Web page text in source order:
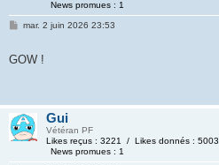
News promues : 1
mar. 2 juin 2026 23:53
GOW !
Gui
Vétéran PF
Likes reçus : 3221 / Likes donnés : 5003
News promues : 1